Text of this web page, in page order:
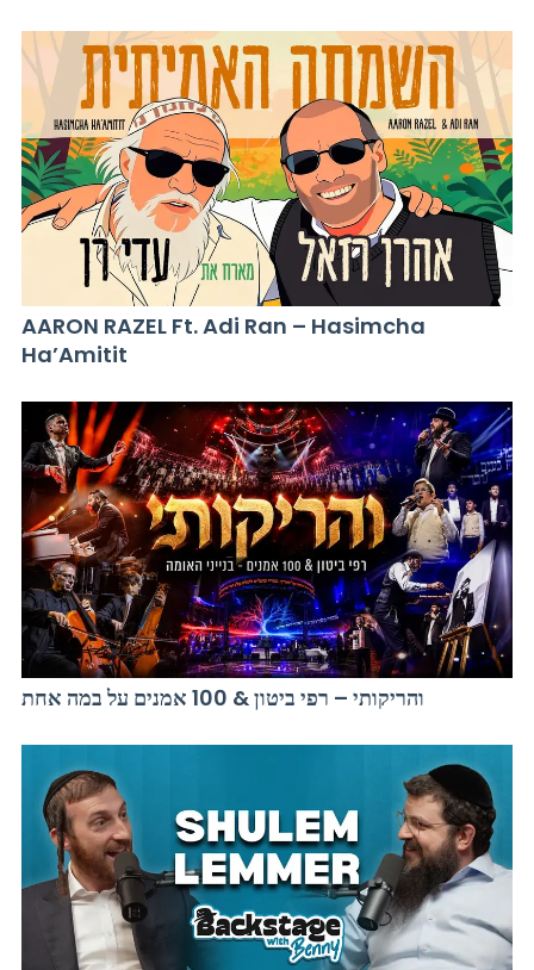
AARON RAZEL Ft. Adi Ran – Hasimcha
Ha’Amitit
והריקותי – רפי ביטון & 100 אמנים על במה אחת